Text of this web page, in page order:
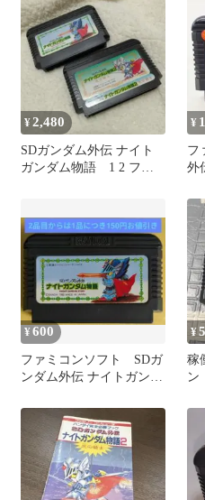
¥2,480
SDガンダム外伝 ナイト
ガンダム物語 1 2 ファ
¥
フ
外
¥600
ファミコンソフト SDガ
ンダム外伝 ナイトガンダ
¥
稼
ン